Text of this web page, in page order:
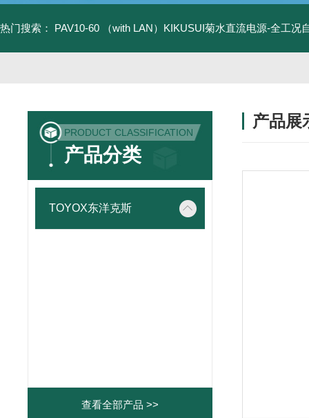
热门搜索： PAV10-60 （with LAN）KIKUSUI菊水直流电源-全工况
PRODUCT CLASSIFICATION
产品分类
TOYOX东洋克斯
查看全部产品 >>
产品展